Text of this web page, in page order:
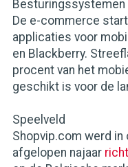
Besturingssystemen
De e-commerce
applicaties voor
en Blackberry.
procent van het
geschikt is voor de
Speelveld
Shopvip.com werd
afgelopen najaar